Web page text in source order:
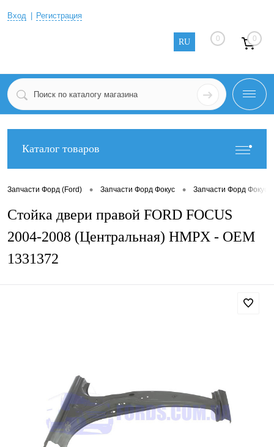
Вход Регистрация
RU 0 0
Каталог товаров
Запчасти Форд (Ford) • Запчасти Форд Фокус • Запчасти Форд Фокус 2
Стойка двери правой FORD FOCUS
2004-2008 (Центральная) HMPX - OEM
1331372